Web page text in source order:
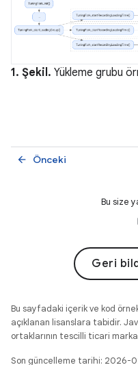
1. Şekil. Yükleme grubu
Önceki
arrow_back
Bu size
Geri
Bu sayfadaki içerik ve kod
açıklanan lisanslara tabidir.
ortaklarının tescilli ticari
Son güncelleme tarihi: 2026-